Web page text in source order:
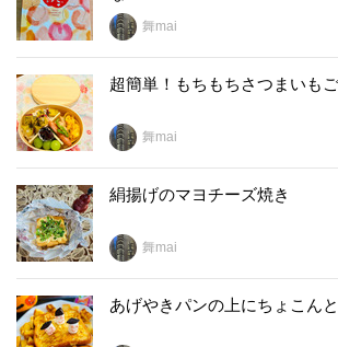
舞mai
超簡単！もちもちさつまいも
舞mai
絹揚げのマヨチーズ焼き
舞mai
あげやきパンの上にちょこん